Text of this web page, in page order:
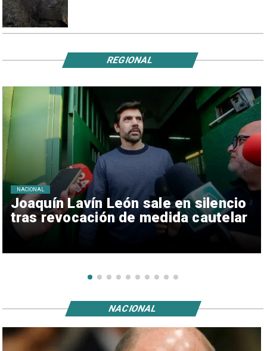
Joaquín Lavín León sale en silencio
tras revocación de medida cautelar
NACIONAL
REGIONAL
NACIONAL